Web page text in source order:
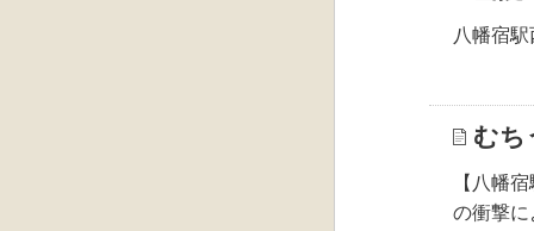
八幡宿
むち
【八幡
の衝撃に